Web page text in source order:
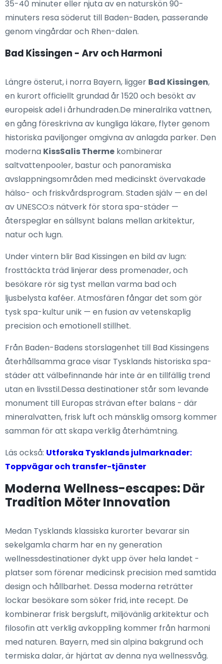
35-40 minuter eller njuta av en naturskön 90-
minuters resa söderut till Baden-Baden, passerande
genom vingårdar och Rhen-dalen.
Bad Kissingen - Arv och Harmoni
Längre österut, i norra Bayern, ligger Bad Kissingen,
en kurort officiellt grundad år 1520 och besökt av
europeisk adel i århundraden.De mineralrika vattnen,
en gång föreskrivna av kungliga läkare, flyter genom
historiska paviljonger omgivna av anlagda parker. Den
moderna KissSalis Therme kombinerar
saltvattenpooler, bastur och panoramiska
avslappningsområden med medicinskt övervakade
hälso- och friskvårdsprogram. Staden själv — en del
av UNESCO:s nätverk för stora spa-städer —
återspeglar en sällsynt balans mellan arkitektur,
natur och lugn.
Under vintern blir Bad Kissingen en bild av lugn:
frosttäckta träd linjerar dess promenader, och
besökare rör sig tyst mellan varma bad och
ljusbelysta kaféer. Atmosfären fångar det som gör
tysk spa-kultur unik — en fusion av vetenskaplig
precision och emotionell stillhet.
Från Baden-Badens storslagenhet till Bad Kissingens
återhållsamma grace visar Tysklands historiska spa-
städer att välbefinnande här inte är en tillfällig trend
utan en livsstil.Dessa destinationer står som levande
monument till Europas strävan efter balans - där
mineralvatten, frisk luft och mänsklig omsorg kommer
samman för att skapa verklig återhämtning.
Läs också: Utforska Tysklands julmarknader:
Toppvägar och transfer-tjänster
Moderna Wellness-escapes: Där
Tradition Möter Innovation
Medan Tysklands klassiska kurorter bevarar sin
sekelgamla charm har en ny generation
wellnessdestinationer dykt upp över hela landet -
platser som förenar medicinsk precision med samtida
design och hållbarhet. Dessa moderna reträtter
lockar besökare som söker frid, inte recept. De
kombinerar frisk bergsluft, miljövänlig arkitektur och
filosofin att verklig avkoppling kommer från harmoni
med naturen. Bayern, med sin alpina bakgrund och
termiska dalar, är hjärtat av denna nya wellnessvåg.